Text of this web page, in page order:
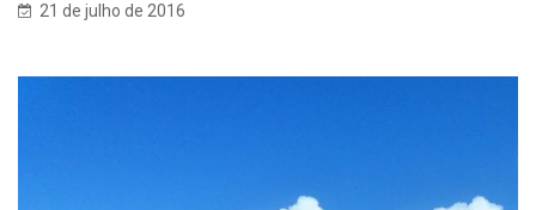
21 de julho de 2016